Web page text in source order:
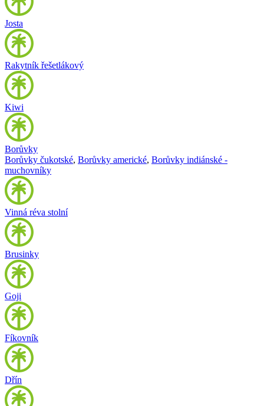
Josta
Rakytník řešetlákový
Kiwi
Borůvky
Borůvky čukotské, Borůvky americké, Borůvky indiánské -
muchovníky
Vinná réva stolní
Brusinky
Goji
Fíkovník
Dřín